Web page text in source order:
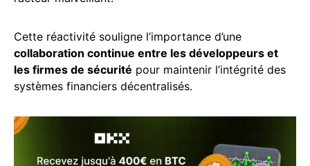
Cette réactivité souligne l’importance d’une
collaboration continue entre les développeurs et
les firmes de sécurité pour maintenir l’intégrité des
systèmes financiers décentralisés.